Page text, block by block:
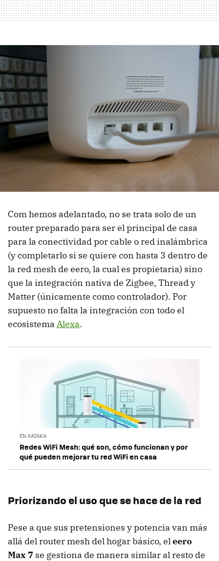
Com hemos adelantado, no se trata solo de un
router preparado para ser el principal de casa
para la conectividad por cable o red inalámbrica
(y completarlo si se quiere con hasta 3 dentro de
la red mesh de eero, la cual es propietaria) sino
que la integración nativa de Zigbee, Thread y
Matter (únicamente como controlador). Por
supuesto no falta la integración con todo el
ecosistema Alexa.
EN XATAKA
Redes WiFi Mesh: qué son, cómo funcionan y por
qué pueden mejorar tu red WiFi en casa
Priorizando el uso que se hace de la red
Pese a que sus pretensiones y potencia van más
allá del router mesh del hogar básico, el eero
Max 7 se gestiona de manera similar al resto de